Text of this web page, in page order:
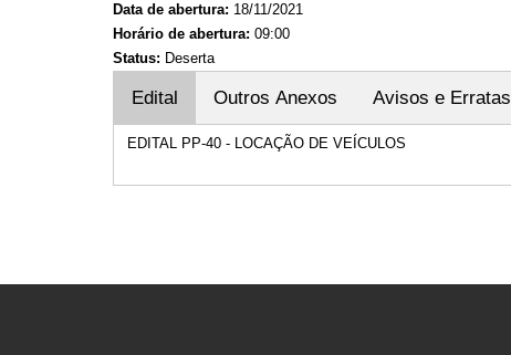
Data de abertura: 18/11/2021
Horário de abertura: 09:00
Status: Deserta
Edital Outros Anexos Avisos e Erratas
EDITAL PP-40 - LOCAÇÃO DE VEÍCULOS